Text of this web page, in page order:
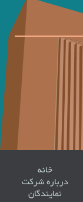
خانه
درباره شرکت
نمایندگان